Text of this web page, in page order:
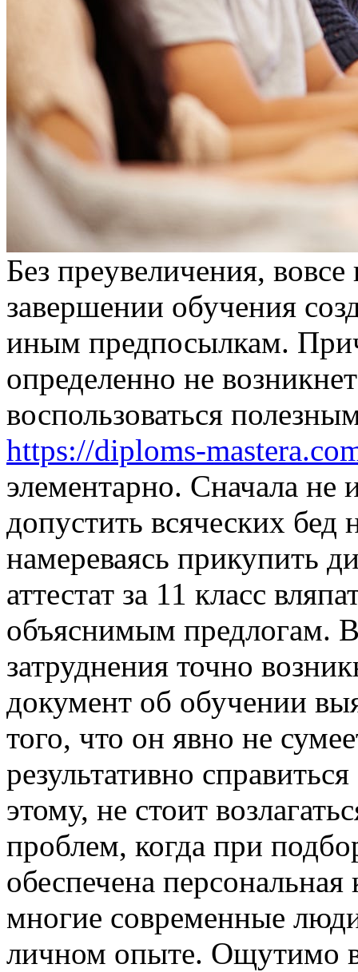
Бeз прeувeличeния,
завершении обучения
иным предпосылкам.
определенно не
воспользоваться
https://diploms-
элементарно. Сначала не
допустить всяческих бед
намереваясь прикупить
аттестат за 11 класс
объяснимым предлогам.
затруднения точно
документ об обучении
того, что он явно не
результативно
этому, не стоит
проблем, когда при
обеспечена
многие современные
личном опыте. Ощутимо